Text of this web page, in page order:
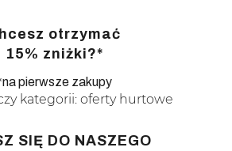
otrzymać
15% zniżki?*
pierwsze zakupy
kategorii: oferty hurtowe
SIĘ DO NASZEGO